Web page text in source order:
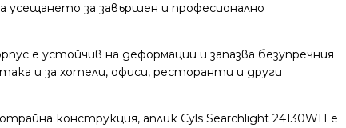
усещането за завършен и професионално
е устойчив на деформации и запазва безупречния
и за хотели, офиси, ресторанти и други
конструкция, аплик Cyls Searchlight 24130WH е